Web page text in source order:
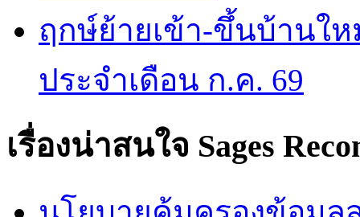
ฤกษ์ย้ายเข้า-ขึ้นบ้านใ
ประจำเดือน ก.ค. 69
เรื่องน่าสนใจ Sages